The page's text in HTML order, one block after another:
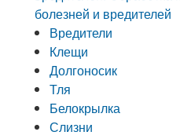
болезней и вредителей
Вредители
Клещи
Долгоносик
Тля
Белокрылка
Слизни